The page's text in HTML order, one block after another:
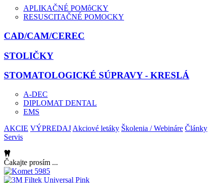
APLIKAČNÉ POMôCKY
RESUSCITAČNÉ POMOCKY
CAD/CAM/CEREC
STOLIČKY
STOMATOLOGICKÉ SÚPRAVY - KRESLÁ
A-DEC
DIPLOMAT DENTAL
EMS
AKCIE VÝPREDAJ Akciové letáky Školenia / Webináre Články
Servis
Čakajte prosím ...